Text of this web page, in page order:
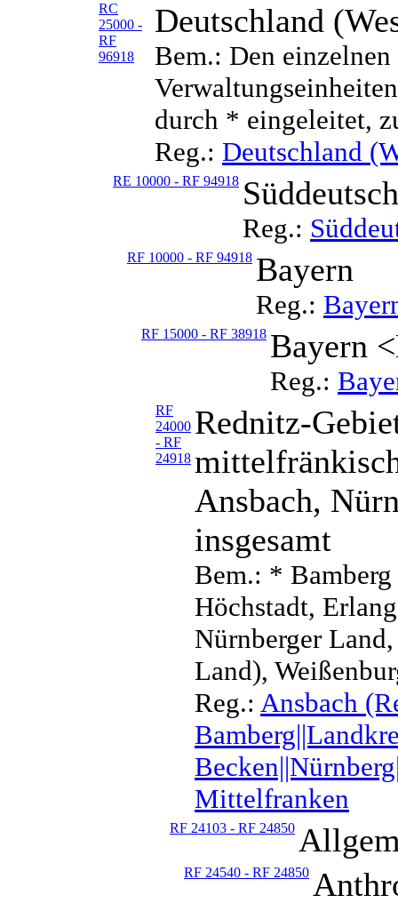
RC
25000 -
RF
96918
Deutschland
Bem.: Den
durch * eingeleitet,
Reg.: Deutschland
RE 10000 - RF 94918
Reg.:
RF 10000 - RF 94918 Bayern
Reg.:
RF 15000 - RF 38918 Bayern
Reg.:
RF
24000
- RF
24918
Rednitz-
Ansbach,
insgesamt
Bem.: *
Höchstadt,
Nürnberger
Land),
Reg.: Ansbach
Mittelfranken
RF 24103 - RF 24850
RF 24540 - RF 24850